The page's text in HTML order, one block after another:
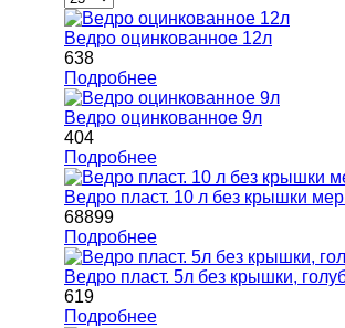
Ведро оцинкованное 12л
638
Подробнее
Ведро оцинкованное 9л
404
Подробнее
Ведро пласт. 10 л без крышки
68899
Подробнее
Ведро пласт. 5л без крышки,
619
Подробнее